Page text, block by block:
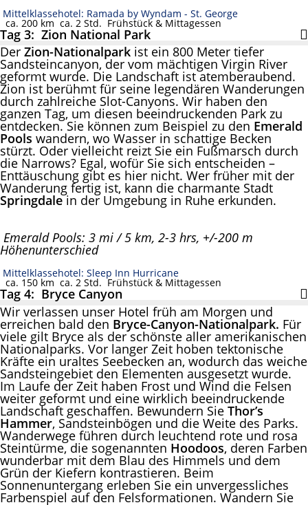
Mittelklassehotel: Ramada by Wyndam - St. George
ca. 200 km ca. 2 Std. Frühstück & Mittagessen
Tag 3: Zion National Park
Der Zion-Nationalpark ist ein 800 Meter tiefer
Sandsteincanyon, der vom mächtigen Virgin River
geformt wurde. Die Landschaft ist atemberaubend.
Zion ist berühmt für seine legendären Wanderungen
durch zahlreiche Slot-Canyons. Wir haben den
ganzen Tag, um diesen beeindruckenden Park zu
entdecken. Sie können zum Beispiel zu den Emerald
Pools wandern, wo Wasser in schattige Becken
stürzt. Oder vielleicht reizt Sie ein Fußmarsch durch
die Narrows? Egal, wofür Sie sich entscheiden –
Enttäuschung gibt es hier nicht. Wer früher mit der
Wanderung fertig ist, kann die charmante Stadt
Springdalein der Umgebung in Ruhe erkunden.
Emerald Pools: 3 mi / 5 km, 2-3 hrs, +/-200 m
Höhenunterschied
Mittelklassehotel: Sleep Inn Hurricane
ca. 150 km ca. 2 Std. Frühstück & Mittagessen
Tag 4: Bryce Canyon
Wir verlassen unser Hotel früh am Morgen und
erreichen bald den Bryce-Canyon-Nationalpark. Für
viele gilt Bryce als der schönste aller amerikanischen
Nationalparks. Vor langer Zeit hoben tektonische
Kräfte ein uraltes Seebecken an, wodurch das weiche
Sandsteingebiet den Elementen ausgesetzt wurde.
Im Laufe der Zeit haben Frost und Wind die Felsen
weiter geformt und eine wirklich beeindruckende
Landschaft geschaffen. Bewundern Sie Thor’s
Hammer, Sandsteinbögen und die Weite des Parks.
Wanderwege führen durch leuchtend rote und rosa
Steintürme, die sogenannten Hoodoos, deren Farben
wunderbar mit dem Blau des Himmels und dem
Grün der Kiefern kontrastieren. Beim
Sonnenuntergang erleben Sie ein unvergessliches
Farbenspiel auf den Felsformationen. Wandern Sie